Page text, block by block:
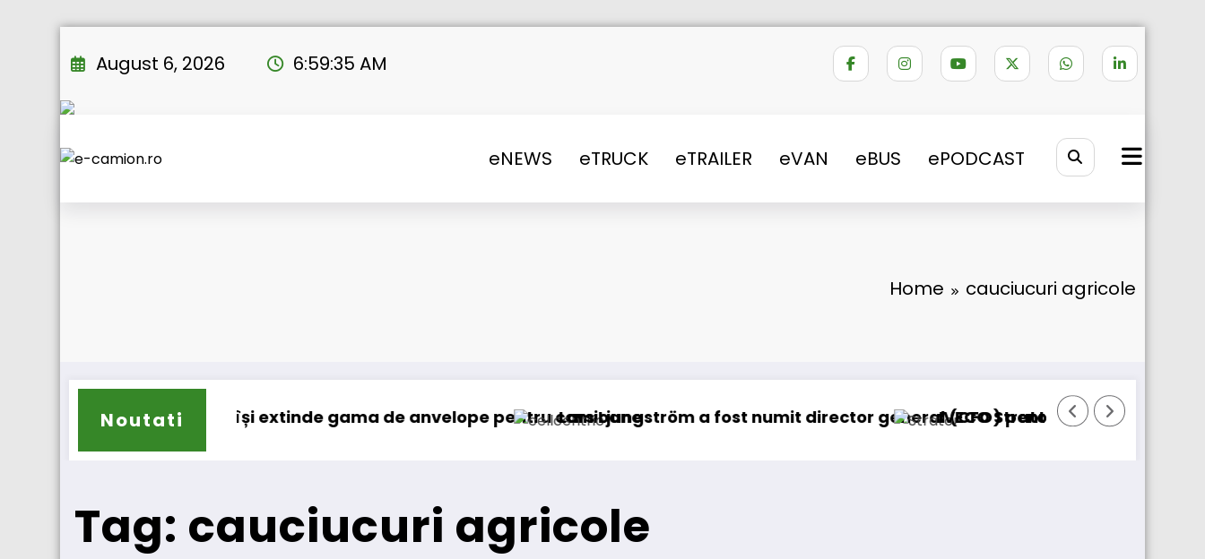
to
August 6, 2026 6:59:35 AM
eNEWS eTRUCK eTRAILER eVAN eBUS ePODCAST
Home cauciucuri agricole
Noutati
Sailun își extinde gama de anvelope pentru camioaneLars Ljungström a fost numit director general (CFO) pentru cellcentric
IVECO Strator se întoarce
Tag: cauciucuri agricole